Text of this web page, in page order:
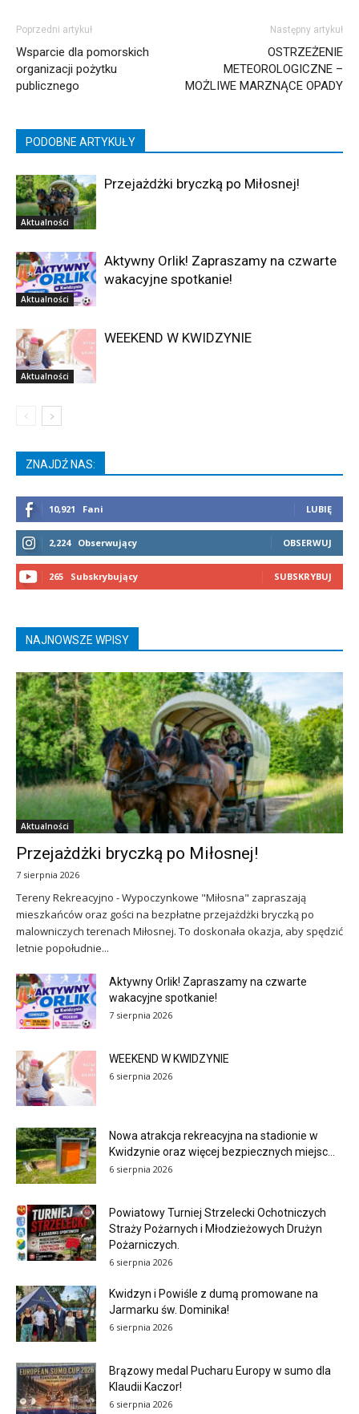
Poprzedni artykuł
Wsparcie dla pomorskich
organizacji pożytku
publicznego
Następny artykuł
OSTRZEŻENIE
METEOROLOGICZNE –
MOŻLIWE MARZNĄCE OPADY
PODOBNE ARTYKUŁY
Aktualności
Przejażdżki bryczką po Miłosnej!
Aktualności
Aktywny Orlik! Zapraszamy na czwarte
wakacyjne spotkanie!
Aktualności
WEEKEND W KWIDZYNIE
ZNAJDŹ NAS:
10,921 Fani LUBIĘ
2,224 Obserwujący OBSERWUJ
265 Subskrybujący SUBSKRYBUJ
NAJNOWSZE WPISY
Aktualności
Przejażdżki bryczką po Miłosnej!
7 sierpnia 2026
Tereny Rekreacyjno - Wypoczynkowe "Miłosna" zapraszają
mieszkańców oraz gości na bezpłatne przejażdżki bryczką po
malowniczych terenach Miłosnej. To doskonała okazja, aby spędzić
letnie popołudnie...
Aktywny Orlik! Zapraszamy na czwarte
wakacyjne spotkanie!
7 sierpnia 2026
WEEKEND W KWIDZYNIE
6 sierpnia 2026
Nowa atrakcja rekreacyjna na stadionie w
Kwidzynie oraz więcej bezpiecznych miejsc...
6 sierpnia 2026
Powiatowy Turniej Strzelecki Ochotniczych
Straży Pożarnych i Młodzieżowych Drużyn
Pożarniczych.
6 sierpnia 2026
Kwidzyn i Powiśle z dumą promowane na
Jarmarku św. Dominika!
6 sierpnia 2026
Brązowy medal Pucharu Europy w sumo dla
Klaudii Kaczor!
6 sierpnia 2026